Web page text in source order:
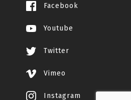
Facebook
Youtube
Twitter
Vimeo
Instagram